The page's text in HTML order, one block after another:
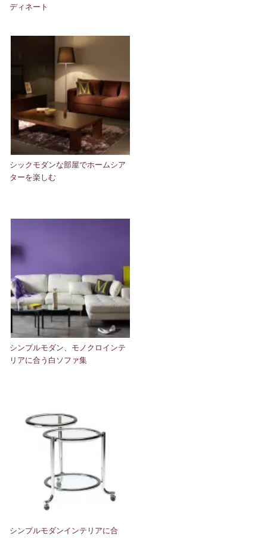
ディネート
シックモダンな部屋でホームシア
ターを楽しむ
シンプルモダン、モノクロインテ
リアに合う白ソファ集
シンプルモダンインテリアに合